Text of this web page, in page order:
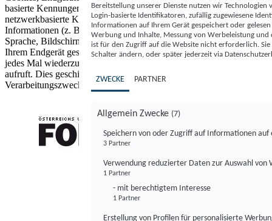
basierte Kennungen, zufällig generierte Kennungen,
netzwerkbasierte Kennungen) können zusammen mit anderen
Informationen (z. B. Browsertyp und Browserinformationen,
Sprache, Bildschirmgröße, unterstützte Technologien usw.) auf
Ihrem Endgerät gespeichert oder von dort ausgelesen werden, um es
jedes Mal wiederzuerkennen, wenn es eine App oder einer Webseite
aufruft. Dies geschieht für einen oder mehrere der hier aufgeführten
Verarbeitungszwecke.
Bereitstellung unserer Dienste nutzen wir Technologien
Login-basierte Identifikatoren, zufällig zugewiesene
Informationen auf Ihrem Gerät gespeichert oder
Werbung und Inhalte, Messung von Werbeleistung
ist für den Zugriff auf die Website nicht erforderlich.
Schalter ändern, oder später jederzeit via
ZWECKE PARTNER
Allgemein Zwecke (7)
Speichern von oder Zugriff auf Informationen auf
3 Partner
Verwendung reduzierter Daten zur Auswahl von
1 Partner
- mit berechtigtem Interesse
1 Partner
Erstellung von Profilen für personalisierte
FONDS professionell